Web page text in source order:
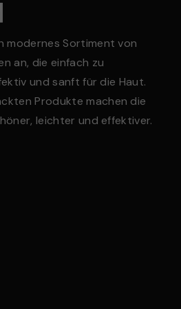
modernes Sortiment von
an, die einfach zu
und sanft für die Haut.
Produkte machen die
leichter und effektiver.